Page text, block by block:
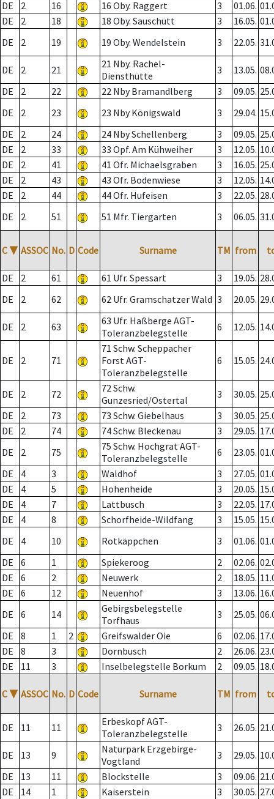
DE
2 16 16 Oby. Raggert 3 01.06.
DE
2 18 18 Oby. Sauschütt 3 16.05.
DE
2 19 19 Oby. Wendelstein 3 22.05.
DE 2 21
21 Nby. Rachel-
Diensthütte
3 13.05.
DE
2 22 22 Nby Bramandlberg 3 09.05.
DE
2 23 23 Nby Königswald 3 29.04.
DE
2 24 24 Nby Schellenberg 3 09.05.
DE
2 33 33 Opf. Am Kühweiher 3 12.05.
DE
2 41 41 Ofr. Michaelsgraben 3 16.05.
DE
2 43 43 Ofr. Bodenwiese 3 12.05.
DE
2 44 44 Ofr. Hufeisen 3 22.05.
DE
2 51 51 Mfr. Tiergarten 3 06.05.
C ▼ ASSOC No. D Code Surname TM from
DE 2 61 61 Ufr. Spessart 3 19.05.
DE
2 62 62 Ufr. Gramschatzer Wald 3 20.05.
DE 2 63
63 Ufr. Haßberge AGT-
Toleranzbelegstelle
6 12.05.
DE 2 71
71 Schw. Scheppacher
Forst AGT-
Toleranzbelegstelle
6 15.05.
DE 2 72
72 Schw.
Gunzesried/Ostertal
3 30.05.
DE
2 73 73 Schw. Giebelhaus 3 30.05.
DE
2 74 74 Schw. Bleckenau 3 29.05.
DE
2 75
75 Schw. Hochgrat AGT-
Toleranzbelegstelle
6 23.05.
DE
4 3 Waldhof 3 27.05.
DE
4 5 Hohenheide 3 20.05.
DE
4 7 Lattbusch 3 22.05.
DE
4 8 Schorfheide-Wildfang 3 15.05.
DE
4 10 Rotkäppchen 3 01.06.
DE
6 1 Spiekeroog 2 02.06.
DE
6 2 Neuwerk 2 18.05.
DE
6 12 Neuenhof 3 13.06.
DE
6 14
Gebirgsbelegstelle
Torfhaus
3 25.05.
DE
8 1 2 Greifswalder Oie 6 02.06.
DE
8 3 Dornbusch 2 26.06.
DE
11 3 Inselbelegstelle Borkum 2 09.05.
C ▼ ASSOC No. D Code Surname TM from
DE 11 11
Erbeskopf AGT-
Toleranzbelegstelle
3 26.05.
DE 13 9
Naturpark Erzgebirge-
Vogtland
3 29.05.
DE
13 11 Blockstelle 3 09.06.
DE
14 1 Kaiserstein 3 30.05.